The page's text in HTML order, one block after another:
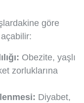
göre
Obezite, yaşlı
zorluklarına
Diyabet,